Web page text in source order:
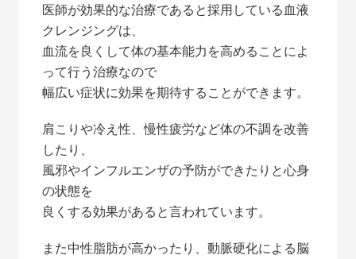
医師が効果的な治療であると採用している血液
クレンジングは、
血流を良くして体の基本能力を高めることによ
って行う治療なので
幅広い症状に効果を期待することができます。
肩こりや冷え性、慢性疲労など体の不調を改善
したり、
風邪やインフルエンザの予防ができたりと心身
の状態を
良くする効果があると言われています。
また中性脂肪が高かったり、動脈硬化による脳